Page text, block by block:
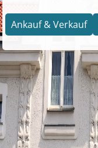
Ankauf & Verkauf